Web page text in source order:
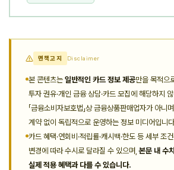
면책고지 Disclaimer
본 콘텐츠는 일반적인 카드 정보 제공만을 목적으
투자 권유·개인 금융 상담·카드 모집에 해당하지
「금융소비자보호법」상 금융상품판매업자가 아니
계약 없이 독립적으로 운영하는 정보 미디어입니
카드 혜택·연회비·적립률·캐시백·한도 등 세부 조
변경에 따라 수시로 달라질 수 있으며,본문 내 수
실제 적용 혜택과 다를 수 있습니다.